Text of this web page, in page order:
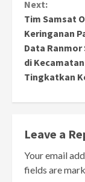
Next:
Tim Samsat
Keringanan
Data Ranmor
di
Tingkatkan
Leave a
Your email
fields are